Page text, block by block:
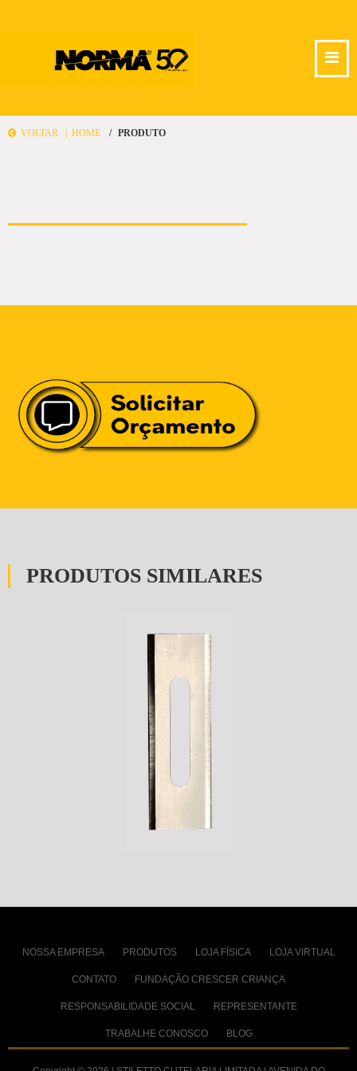
VOLTAR | HOME PRODUTO
PRODUTOS SIMILARES
NOSSA EMPRESA PRODUTOS LOJA FÍSICA LOJA VIRTUAL
CONTATO FUNDAÇÃO CRESCER CRIANÇA
RESPONSABILIDADE SOCIAL REPRESENTANTE
TRABALHE CONOSCO BLOG